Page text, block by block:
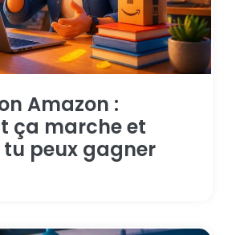
Amazon :
ça marche et
peux gagner